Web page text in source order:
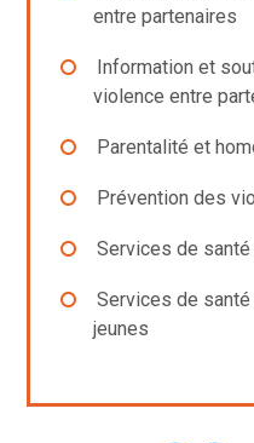
entre partenaires
Information et
violence entre
Parentalité et
Prévention des
Services de
Services de
jeunes